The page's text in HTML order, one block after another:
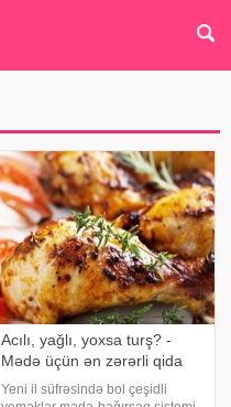
Acılı, yağlı, yoxsa turş? -
Mədə üçün ən zərərli qida
Yeni il süfrəsində bol çeşidli